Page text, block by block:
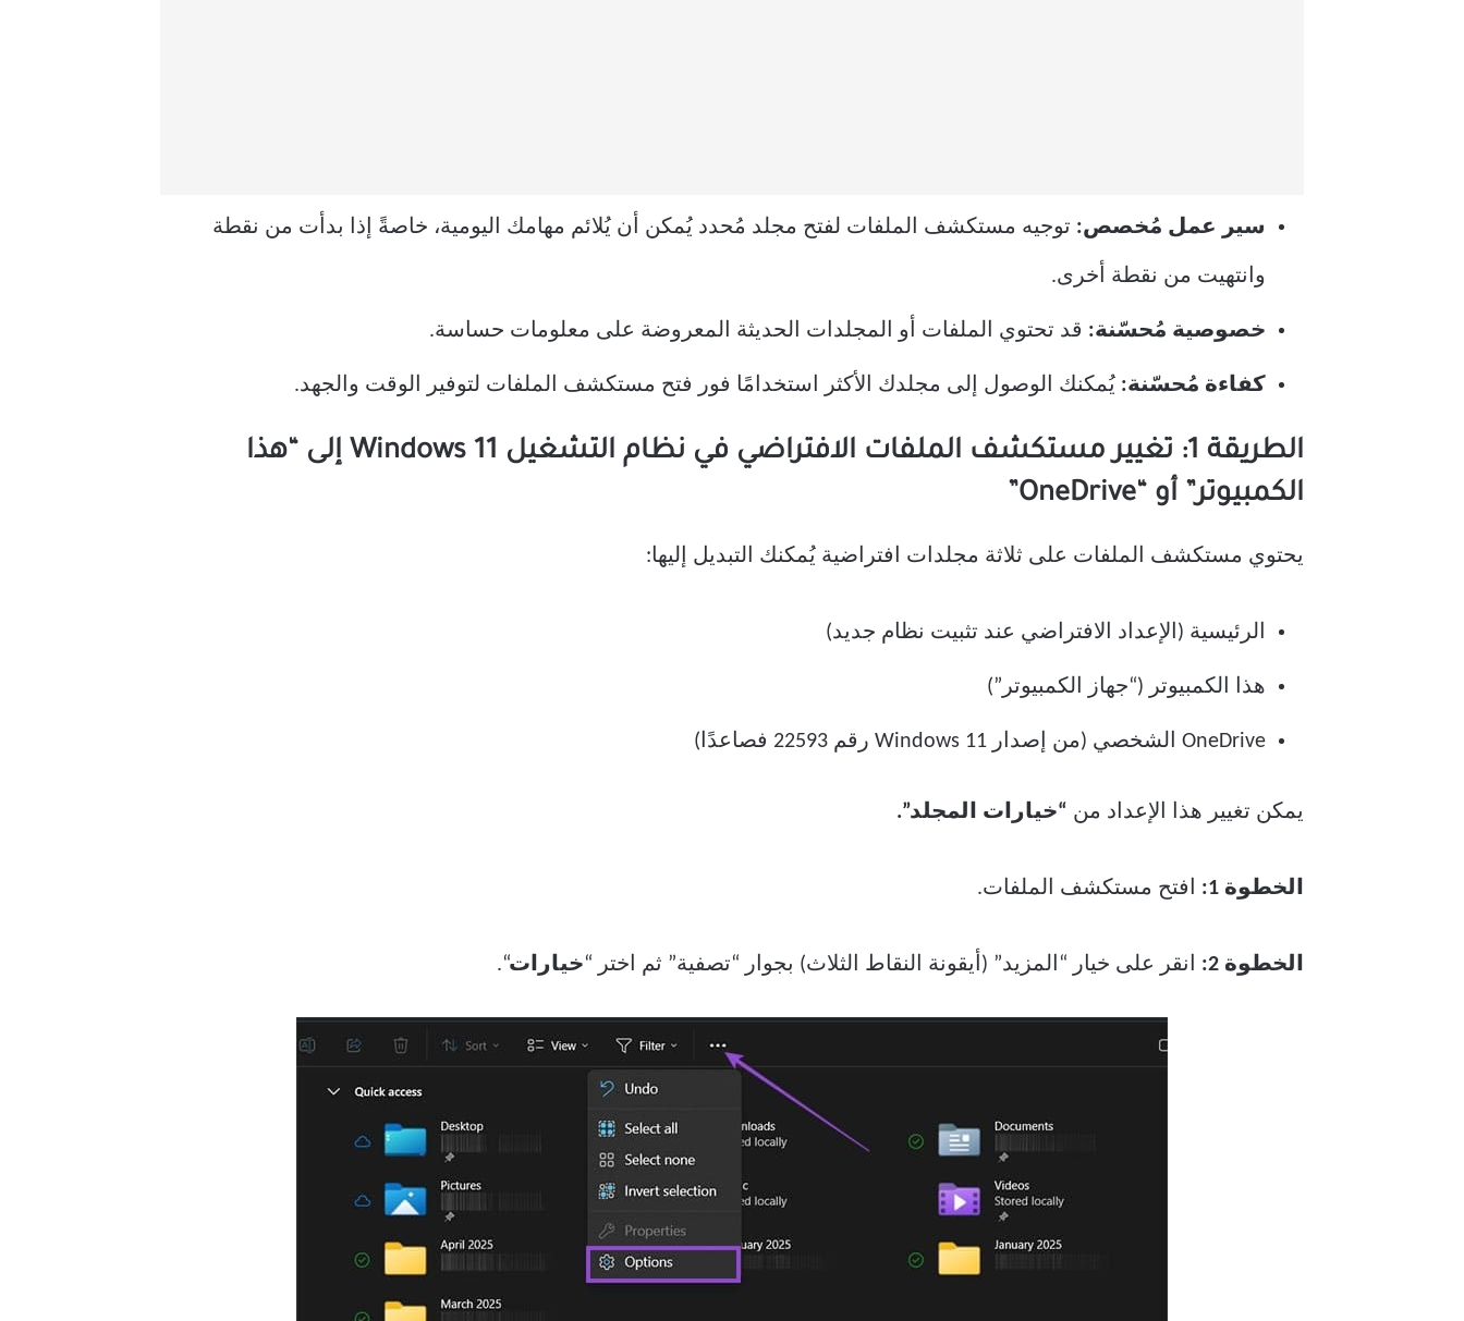
سير عمل مُخصص: توجيه مستكشف الملفات لفتح مجلد مُحدد يُمكن أن يُلائم مهامك اليومية، خاصةً إذا بدأت من نقطة
وانتهيت من نقطة أخرى.
خصوصية مُحسّنة: قد تحتوي الملفات أو المجلدات الحديثة المعروضة على معلومات حساسة.
كفاءة مُحسّنة: يُمكنك الوصول إلى مجلدك الأكثر استخدامًا فور فتح مستكشف الملفات لتوفير الوقت والجهد.
الطريقة 1: تغيير مستكشف الملفات الافتراضي في نظام التشغيل Windows 11 إلى “هذا
الكمبيوتر” أو “OneDrive”
يحتوي مستكشف الملفات على ثلاثة مجلدات افتراضية يُمكنك التبديل إليها:
الرئيسية (الإعداد الافتراضي عند تثبيت نظام جديد)
هذا الكمبيوتر (“جهاز الكمبيوتر”)
OneDrive الشخصي (من إصدار Windows 11 رقم 22593 فصاعدًا)
يمكن تغيير هذا الإعداد من “خيارات المجلد”.
الخطوة 1: افتح مستكشف الملفات.
الخطوة 2: انقر على خيار “المزيد” (أيقونة النقاط الثلاث) بجوار “تصفية” ثم اختر “خيارات“.